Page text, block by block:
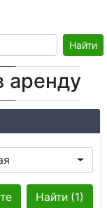
Найти
аренду
Найти (1)